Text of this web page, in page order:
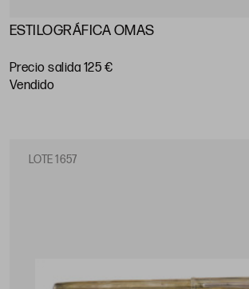
ESTILOGRÁFICA OMAS
Precio salida 125 €
vendido
LOTE 1657